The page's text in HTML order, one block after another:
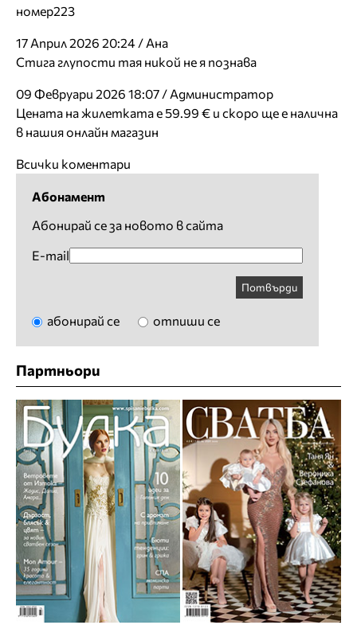
номер223
17 Април 2026 20:24 / Ана
Стига глупости тая никой не я познава
09 Февруари 2026 18:07 / Администратор
Цената на жилетката е 59.99 € и скоро ще е налична
в нашия онлайн магазин
Всички коментари
Абонамент
Абонирай се за новото в сайта
E-mail
Потвърди
абонирай се отпиши се
Партньори